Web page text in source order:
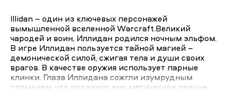
Illidan – один из ключевых персонажей
вымышленной вселенной Warcraft.Великий
чародей и воин, Иллидан родился ночным эльфом.
В игре Иллидан пользуется тайной магией –
демонической силой, сжигая тела и души своих
врагов. В качестве оружия использует парные
клинки. Глаза Иллидана сожгли изумрудным
пламенем, что подарило ему магическое зрение,